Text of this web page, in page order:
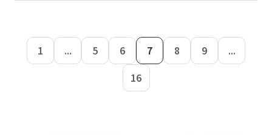
1 ... 5 6 7 8 9
...
16